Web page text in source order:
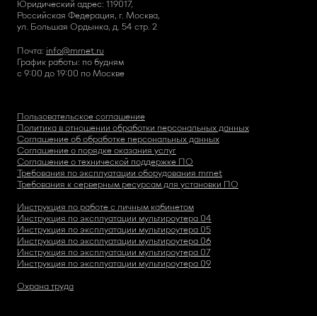
Юридический адрес: 119017,
Российская Федерация, г. Москва,
ул. Большая Ордынка, д. 54 стр. 2
Почта: info@mrnet.ru
График работы: по будням
с 9:00 до 19:00 по Москве
Пользовательское соглашение
Политика в отношении обработки персональных данных
Соглашение об обработке персональных данных
Соглашение о порядке оказания услуг
Соглашение о технической поддержке ПО
Требования по эксплуатации оборудования mrnet
Требования к серверным ресурсам для установки ПО
Инструкция по работе с личным кабинетом
Инструкция по эксплуатации мультироутера 04
Инструкция по эксплуатации мультироутера 05
Инструкция по эксплуатации мультироутера 06
Инструкция по эксплуатации мультироутера 07
Инструкция по эксплуатации мультироутера 09
Охрана труда